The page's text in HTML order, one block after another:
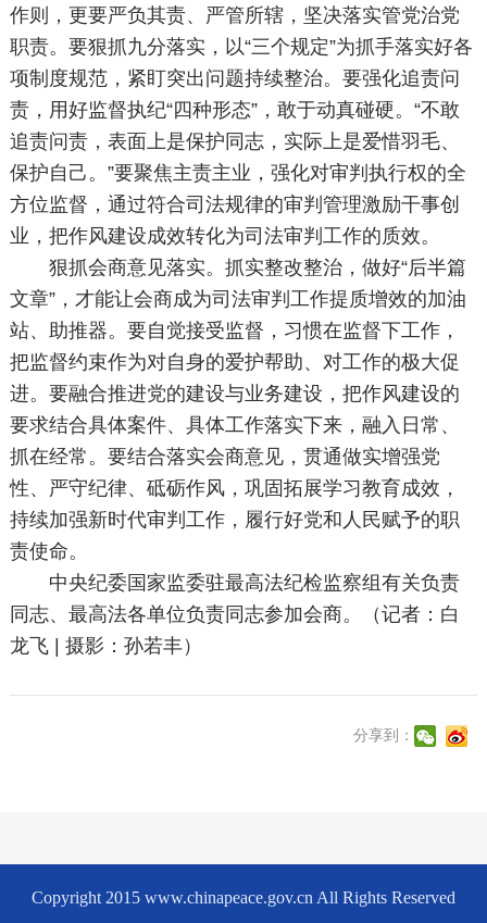
作则，更要严负其责、严管所辖，坚决落实管党治党
职责。要狠抓九分落实，以“三个规定”为抓手落实好各
项制度规范，紧盯突出问题持续整治。要强化追责问
责，用好监督执纪“四种形态”，敢于动真碰硬。“不敢
追责问责，表面上是保护同志，实际上是爱惜羽毛、
保护自己。”要聚焦主责主业，强化对审判执行权的全
方位监督，通过符合司法规律的审判管理激励干事创
业，把作风建设成效转化为司法审判工作的质效。
狠抓会商意见落实。抓实整改整治，做好“后半篇
文章”，才能让会商成为司法审判工作提质增效的加油
站、助推器。要自觉接受监督，习惯在监督下工作，
把监督约束作为对自身的爱护帮助、对工作的极大促
进。要融合推进党的建设与业务建设，把作风建设的
要求结合具体案件、具体工作落实下来，融入日常、
抓在经常。要结合落实会商意见，贯通做实增强党
性、严守纪律、砥砺作风，巩固拓展学习教育成效，
持续加强新时代审判工作，履行好党和人民赋予的职
责使命。
中央纪委国家监委驻最高法纪检监察组有关负责
同志、最高法各单位负责同志参加会商。（记者：白
龙飞 | 摄影：孙若丰）
分享到：
Copyright 2015 www.chinapeace.gov.cn All Rights Reserved